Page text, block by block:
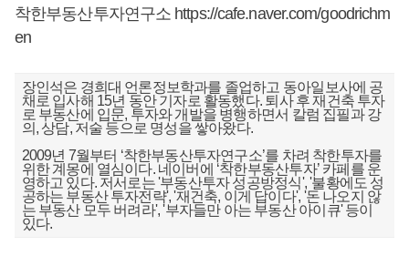
착한부동산투자연구소 https://cafe.naver.com/goodrichm
en
장인석은 경희대 언론정보학과를 졸업하고 동아일보사에 공
채로 입사해 15년 동안 기자로 활동했다. 퇴사 후 재건축 투자
로 부동산에 입문, 투자와 개발을 병행하면서 칼럼 집필과 강
의, 상담, 저술 등으로 명성을 쌓아왔다.
2009년 7월부터 ‘착한부동산투자연구소’를 차려 착한투자를
위한 계몽에 열심이다. 네이버에 ‘착한부동산투자’ 카페를 운
영하고 있다. 저서로는 '부동산투자 성공방정식', '불황에도 성
공하는 부동산 투자전략', '재건축, 이게 답이다', '돈 나오지 않
는 부동산 모두 버려라', '부자들만 아는 부동산 아이큐' 등이
있다.